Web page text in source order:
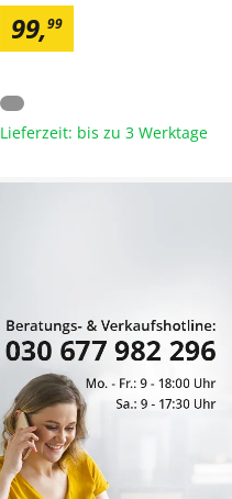
99,99
Lieferzeit: bis zu 3 Werktage